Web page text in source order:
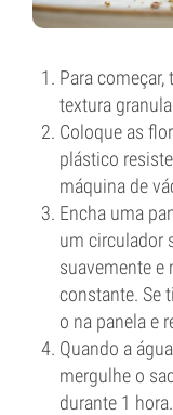
Para
textura
Coloque as
plástico
máquina de
Encha uma
um circulador
suavemente e
constante. Se
o na panela e
Quando a
mergulhe o
durante 1